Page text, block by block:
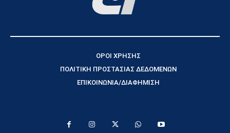
ΟΡΟΙ ΧΡΗΣΗΣ
ΠΟΛΙΤΙΚΗ ΠΡΟΣΤΑΣΙΑΣ ΔΕΔΟΜΕΝΩΝ
ΕΠΙΚΟΙΝΩΝΙΑ/ΔΙΑΦΗΜΙΣΗ